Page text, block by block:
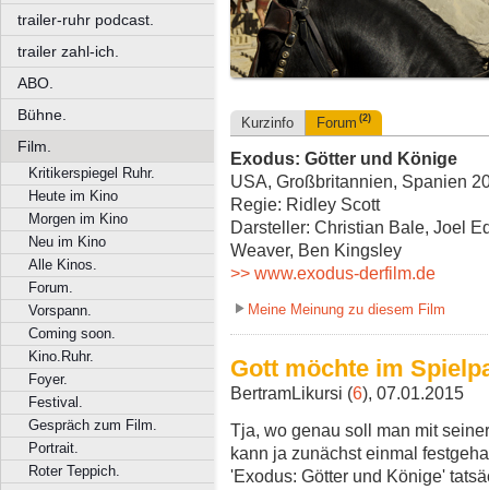
trailer-ruhr podcast.
trailer zahl-ich.
ABO.
Bühne.
Film.
Kritikerspiegel Ruhr.
Heute im Kino
Morgen im Kino
Neu im Kino
Alle Kinos.
Forum.
Vorspann.
Coming soon.
Kino.Ruhr.
Foyer.
Festival.
Gespräch zum Film.
Portrait.
Roter Teppich.
Kurzinfo Forum (2)
Exodus: Götter und Könige
USA, Großbritannien, Spanien
Regie: Ridley Scott
Darsteller: Christian Bale, Joel
Weaver, Ben Kingsley
>> www.exodus-derfilm.de
Meine Meinung zu diesem Film
Gott möchte im
BertramLikursi (6), 07.01.2015
Tja, wo genau soll man mit
kann ja zunächst einmal
'Exodus: Götter und Könige'